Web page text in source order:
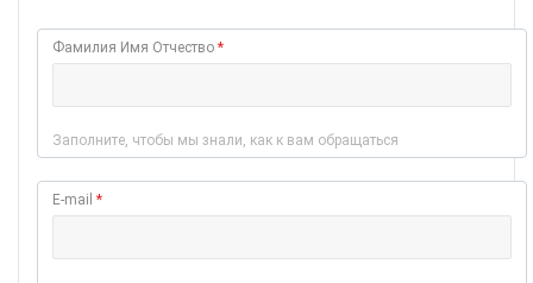
Фамилия Имя Отчество *
Заполните, чтобы мы знали, как к вам обращаться
E-mail *